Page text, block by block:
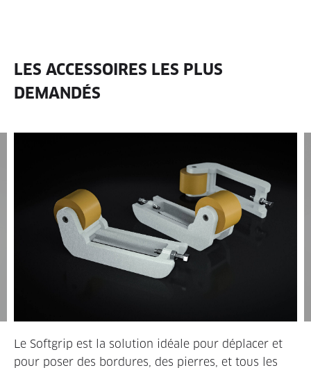
LES ACCESSOIRES LES PLUS
DEMANDÉS
Le Softgrip est la solution idéale pour déplacer et
pour poser des bordures, des pierres, et tous les